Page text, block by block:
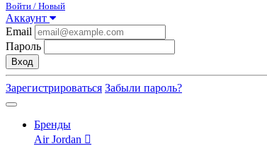
Войти / Новый
Аккаунт
Email
Пароль
Вход
Зарегистрироваться Забыли пароль?
Бренды
Air Jordan